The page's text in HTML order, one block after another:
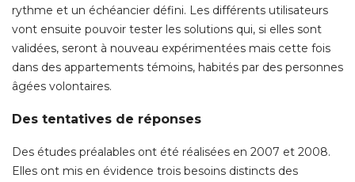
rythme et un échéancier défini. Les différents utilisateurs
vont ensuite pouvoir tester les solutions qui, si elles sont
validées, seront à nouveau expérimentées mais cette fois
dans des appartements témoins, habités par des personnes
âgées volontaires.
Des tentatives de réponses
Des études préalables ont été réalisées en 2007 et 2008.
Elles ont mis en évidence trois besoins distincts des